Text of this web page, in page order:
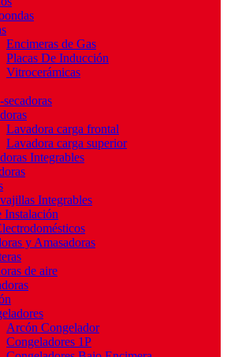
Encimeras de Gas
Placas De Inducción
Vitrocerámicas
Lavadora carga frontal
Lavadora carga superior
Integrables
Integrables
Instalación
y Amasadoras
de aire
Arcón Congelador
Congeladores 1P